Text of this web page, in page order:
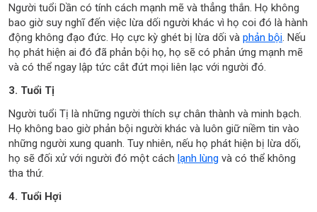
Người tuổi Dần có tính cách mạnh mẽ và thẳng thắn. Họ không
bao giờ suy nghĩ đến việc lừa dối người khác vì họ coi đó là hành
động không đạo đức. Họ cực kỳ ghét bị lừa dối và phản bội . Nếu
họ phát hiện ai đó đã phản bội họ, họ sẽ có phản ứng mạnh mẽ
và có thể ngay lập tức cắt đứt mọi liên lạc với người đó.
3. Tuổi Tị
Người tuổi Tị là những người thích sự chân thành và minh bạch.
Họ không bao giờ phản bội người khác và luôn giữ niềm tin vào
những người xung quanh. Tuy nhiên, nếu họ phát hiện bị lừa dối,
họ sẽ đối xử với người đó một cách lạnh lùng và có thể không
tha thứ.
4. Tuổi Hợi